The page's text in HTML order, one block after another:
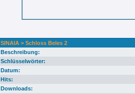
SINAIA > Schloss Beles 2
Beschreibung:
Schlüsselwörter:
Datum:
Hits:
Downloads: